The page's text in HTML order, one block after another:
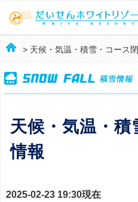
> 天候・気温・積雪・コース
天候・気温・
情報
2025-02-23 19:30現在